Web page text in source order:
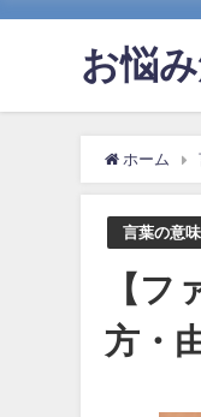
お悩
ホーム
言葉の意
【フ
方・